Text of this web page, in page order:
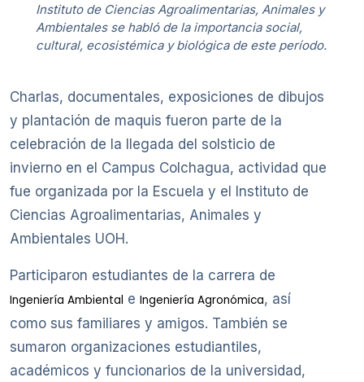
Instituto de Ciencias Agroalimentarias, Animales y
Ambientales se habló de la importancia social,
cultural, ecosistémica y biológica de este período.
Charlas, documentales, exposiciones de dibujos
y plantación de maquis fueron parte de la
celebración de la llegada del solsticio de
invierno en el Campus Colchagua, actividad que
fue organizada por la Escuela y el Instituto de
Ciencias Agroalimentarias, Animales y
Ambientales UOH.
Participaron estudiantes de la carrera de
Ingeniería Ambiental e Ingeniería Agronómica, así
como sus familiares y amigos. También se
sumaron organizaciones estudiantiles,
académicos y funcionarios de la universidad,